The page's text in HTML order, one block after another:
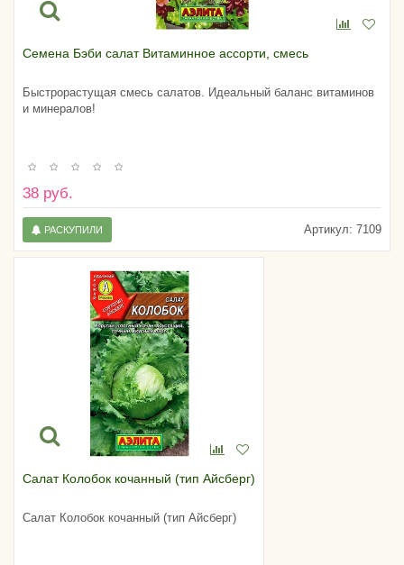
Семена Бэби салат Витаминное ассорти, смесь
Быстрорастущая смесь салатов. Идеальный баланс витаминов
и минералов!
38 руб.
Артикул: 7109
РАСКУПИЛИ
Салат Колобок кочанный (тип Айсберг)
Салат Колобок кочанный (тип Айсберг)